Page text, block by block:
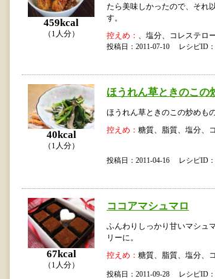
459kcal
（1人分）
たら美味しかったので、それ
す。
控えめ： 、塩分、コレステロ
投稿日：2011-07-10 レシピID
40kcal
（1人分）
ほうれん草ときのこの
ほうれん草ときのこの炒めも
控えめ： 糖質、脂質、塩分、
投稿日：2011-04-16 レシピID
67kcal
（1人分）
ココアマシュマロ
ふんわりしっかり甘いマシュ
リーに。
控えめ： 糖質、脂質、塩分、
投稿日：2011-09-28 レシピID